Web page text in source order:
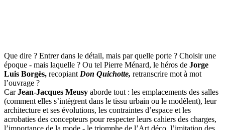
Que dire ? Entrer dans le détail, mais par quelle porte ? Choisir une
époque - mais laquelle ? Ou tel Pierre Ménard, le héros de Jorge
Luis Borgès, recopiant Don Quichotte, retranscrire mot à mot
l’ouvrage ?
CarJean-Jacques Meusy aborde tout : les emplacements des salles
(comment elles s’intègrent dans le tissu urbain ou le modèlent), leur
architecture et ses évolutions, les contraintes d’espace et les
acrobaties des concepteurs pour respecter leurs cahiers des charges,
l’importance de la mode - le triomphe de l’Art déco, l’imitation des